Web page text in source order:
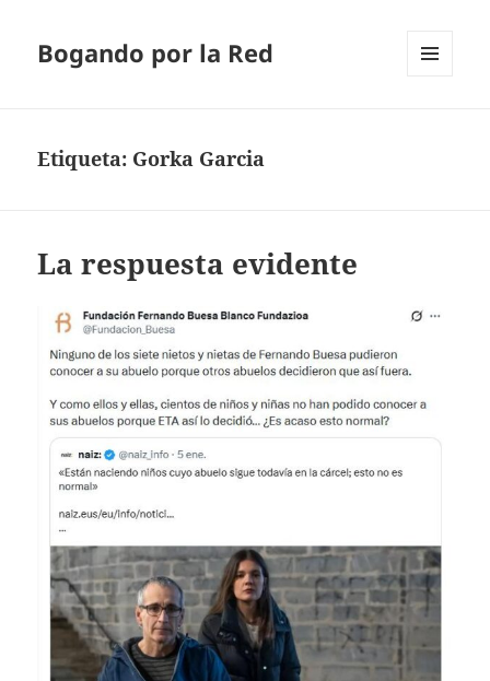
Bogando por la Red
Etiqueta: Gorka Garcia
La respuesta evidente